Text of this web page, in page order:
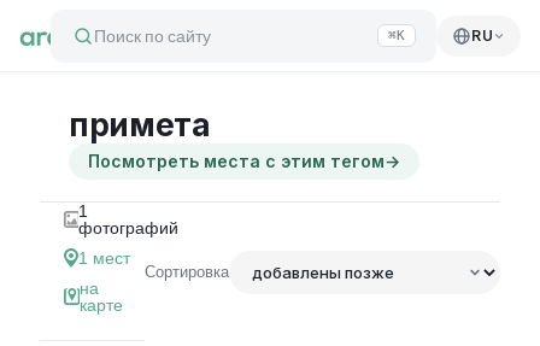
Поиск по сайту ⌘K RU
примета
Посмотреть места с этим тегом→
1
фотографий
1 мест
на
карте
Сортировка